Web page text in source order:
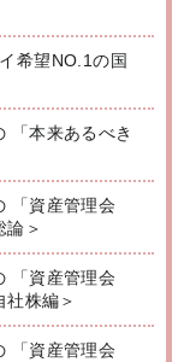
希望NO.1の国
「本来あるべき
「資産管理会
論＞
「資産管理会
株編＞
「資産管理会